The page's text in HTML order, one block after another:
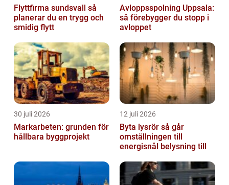
Flyttfirma sundsvall så
planerar du en trygg och
smidig flytt
Avloppsspolning Uppsala:
så förebygger du stopp i
avloppet
30 juli 2026
Markarbeten: grunden för
hållbara byggprojekt
12 juli 2026
Byta lysrör så går
omställningen till
energisnål belysning till